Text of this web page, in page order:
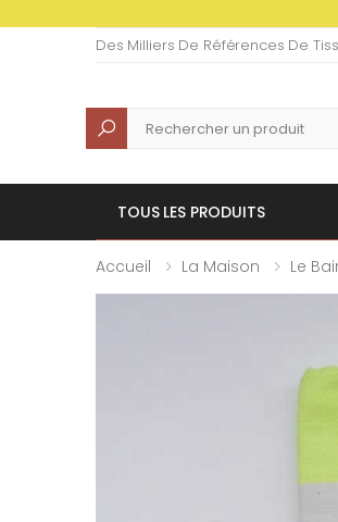
Des Milliers De Références De
Recherche
TOUS LES PRODUITS
Accueil La Maison Le